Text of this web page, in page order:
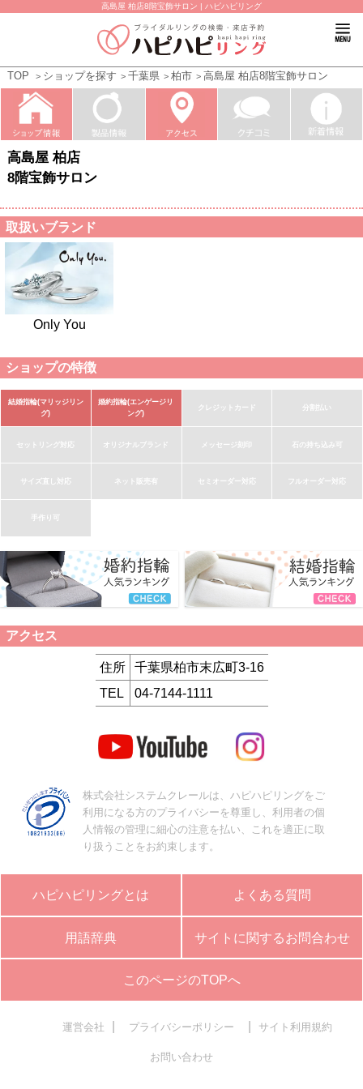
高島屋 柏店8階宝飾サロン | ハピハピリング
TOP ショップを探す 千葉県 柏市 高島屋 柏店8階宝飾サロン
高島屋 柏店
8階宝飾サロン
取扱いブランド
Only You
ショップの特徴
結婚指輪(マリッジリン
グ)
婚約指輪(エンゲージリ
ング)
クレジットカード 分割払い
セットリング対応 オリジナルブランド メッセージ刻印 石の持ち込み可
サイズ直し対応 ネット販売有 セミオーダー対応 フルオーダー対応
手作り可
アクセス
住所
千葉県柏市末広町3-16
TEL
04-7144-1111
株式会社システムクレールは、ハピハピリングをご
利用になる方のプライバシーを尊重し、利用者の個
人情報の管理に細心の注意を払い、これを適正に取
り扱うことをお約束します。
ハピハピリングとは よくある質問
用語辞典 サイトに関するお問合わせ
このページのTOPへ
運営会社 プライバシーポリシー サイト利用規約
お問い合わせ